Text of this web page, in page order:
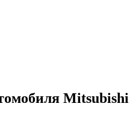
Mitsubishi